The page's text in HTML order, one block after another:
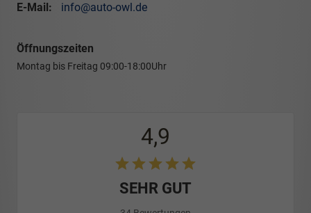
E-Mail:
info@auto-owl.de
Öffnungszeiten
Montag bis Freitag 09:00-18:00Uhr
4,9
SEHR GUT